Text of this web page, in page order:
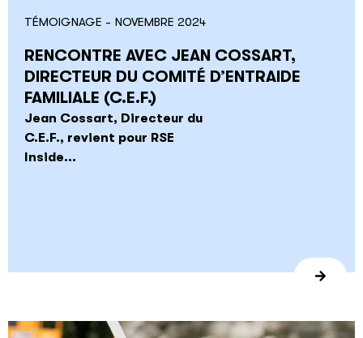
TÉMOIGNAGE - NOVEMBRE 2024
RENCONTRE AVEC JEAN COSSART,
DIRECTEUR DU COMITÉ D’ENTRAIDE
FAMILIALE (C.E.F.)
Jean Cossart, Directeur du
C.E.F., revient pour RSE
Inside...